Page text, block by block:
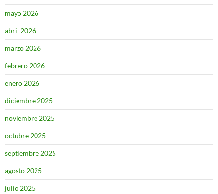
mayo 2026
abril 2026
marzo 2026
febrero 2026
enero 2026
diciembre 2025
noviembre 2025
octubre 2025
septiembre 2025
agosto 2025
julio 2025